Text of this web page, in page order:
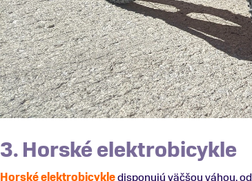
3. Horské elektrobicykle
Horské elektrobicykledisponujú väčšou váhou,